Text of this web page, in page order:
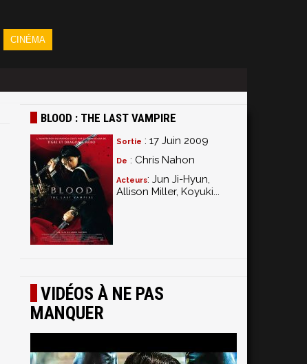
CINÉMA
BLOOD : THE LAST VAMPIRE
Sortie : 17 Juin 2009
De : Chris Nahon
Acteurs: Jun Ji-Hyun,
Allison Miller, Koyuki...
VIDÉOS À NE PAS
MANQUER